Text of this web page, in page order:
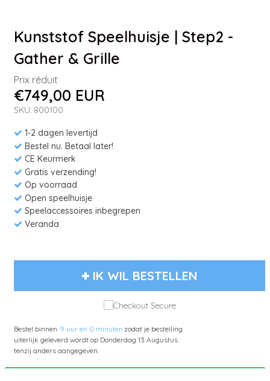
Kunststof Speelhuisje | Step2 -
Gather & Grille
Prix réduit
€749,00 EUR
SKU: 800100
1-2 dagen levertijd
Bestel nu. Betaal later!
CE Keurmerk
Gratis verzending!
Op voorraad
Open speelhuisje
Speelaccessoires inbegrepen
Veranda
IK WIL BESTELLEN
Bestel binnen 9 uur en 0 minutenzodat je bestelling
uiterlijk geleverd wordt op Donderdag 13 Augustus
tenzij anders aangegeven.